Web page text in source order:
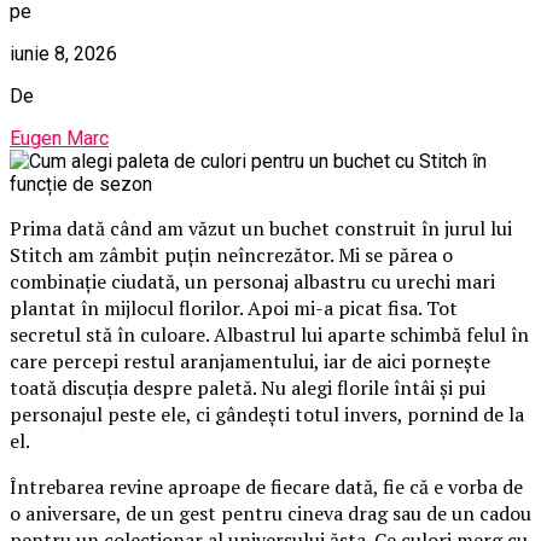
pe
iunie 8, 2026
De
Eugen Marc
Prima dată când am văzut un buchet construit în jurul lui
Stitch am zâmbit puțin neîncrezător. Mi se părea o
combinație ciudată, un personaj albastru cu urechi mari
plantat în mijlocul florilor. Apoi mi-a picat fisa. Tot
secretul stă în culoare. Albastrul lui aparte schimbă felul în
care percepi restul aranjamentului, iar de aici pornește
toată discuția despre paletă. Nu alegi florile întâi și pui
personajul peste ele, ci gândești totul invers, pornind de la
el.
Întrebarea revine aproape de fiecare dată, fie că e vorba de
o aniversare, de un gest pentru cineva drag sau de un cadou